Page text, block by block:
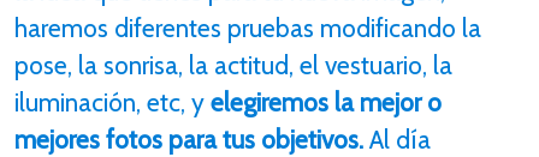
haremos diferentes pruebas modificando la
pose, la sonrisa, la actitud, el vestuario, la
iluminación, etc, yelegiremos la mejor o
mejores fotos para tus objetivos.Al día